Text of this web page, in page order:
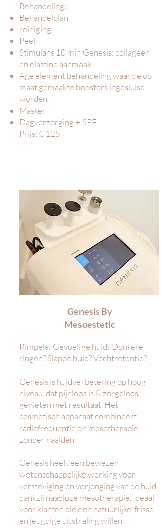
Behandeling:
Behandelplan
reiniging
Peel
Stimulans 10 min Genesis: collageen
en elastine aanmaak
Age element behandeling waar de op
maat gemaakte boosters ingesluisd
worden
Masker
Dagverzorging + SPF
Prijs: € 125 ​
Genesis By
Mesoestetic
Rimpels? Gevoelige huid? Donkere
ringen? Slappe huid? Vochtretentie?
Genesis is huidverbetering op hoog
niveau, dat pijnloos is & zorgeloos
genieten met resultaat. Het
cosmetisch apparaat combineert
radiofrequentie en mesotherapie
zonder naalden.
Genesis heeft een bewezen
wetenschappelijke werking voor
versteviging en verjonging van de huid
dankzij naadloze mesotherapie. Ideaal
voor klanten die een natuurlijke, frisse
en jeugdige uitstraling willen.